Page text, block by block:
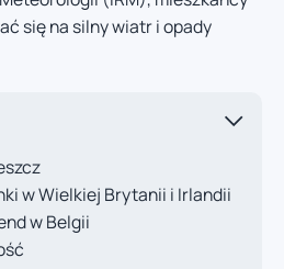
się na silny wiatr i opady
w Wielkiej Brytanii i Irlandii
w Belgii